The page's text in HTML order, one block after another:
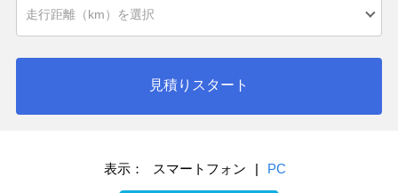
見積りスタート
表示： スマートフォン | PC